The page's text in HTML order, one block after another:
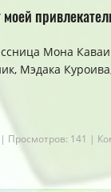
Мона
Мэдака
| Просмотров: 141 |